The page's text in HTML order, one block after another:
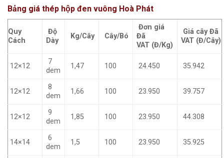
Bảng giá thép hộp đen vuông Hoà Phát
Quy
Cách
Độ
Dày
Kg/Cây Cây/Bó
Đơn giá
Đã
VAT (Đ/Kg)
Giá cây Đã
VAT (Đ/Cây)
12×12
7
dem
1,47 100 24.450 35.942
12×12
8
dem
1,66 100 23.950 39.757
12×12
9
dem
1,85 100 23.950 44.308
14×14
6
dem
1,5 100 23.950 35.925